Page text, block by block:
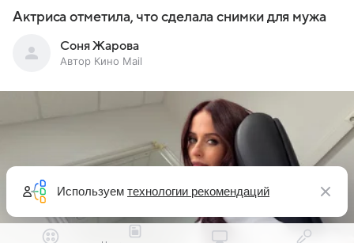
Актриса отметила, что сделала снимки для мужа
Соня Жарова
Автор Кино Mail
Используем технологии рекомендаций